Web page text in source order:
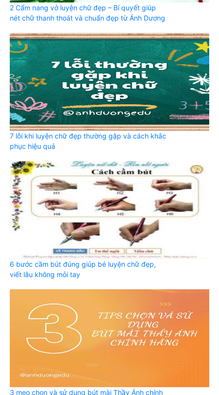
2 Cẩm nang vở luyện chữ đẹp – Bí quyết giúp
nét chữ thanh thoát và chuẩn đẹp từ Ánh Dương
7 lỗi khi luyện chữ đẹp thường gặp và cách khắc
phục hiệu quả
6 bước cầm bút đúng giúp bé luyện chữ đẹp,
viết lâu không mỏi tay
3 mẹo chọn và sử dụng bút mài Thầy Ánh chính